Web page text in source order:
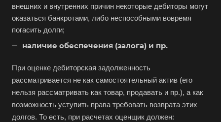
внешних и внутренних причин некоторые дебиторы могут
оказаться банкротами, либо неспособными вовремя
погасить долги;
наличие обеспечения (залога) и пр.
При оценке дебиторская задолженность
рассматривается не как самостоятельный актив (его
нельзя рассматривать как товар, продавать и пр.), а как
возможность уступить права требовать возврата этих
долгов. То есть, при расчетах оценщик должен:
Альметьевск
Анапа
Ангарск
Анжеро-Судженск
Апатиты
Апрелевка
Арамиль